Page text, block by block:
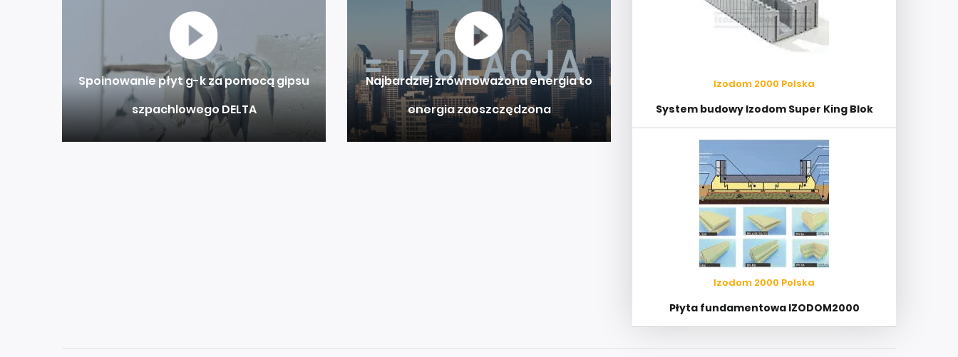
szklanego
Spoinowanie płyt g-k za pomocą gipsu
szpachlowego DELTA
Najbardziej zrównoważona energia to
energia zaoszczędzona
Izodom 2000 Polska
System budowy Izodom Super King Blok
Izodom 2000 Polska
Płyta fundamentowa IZODOM2000